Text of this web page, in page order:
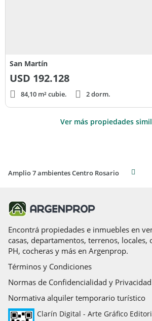
San Martín
USD 192.128
84,10 m² cubie. 2 dorm.
Ver más propiedades
Amplio 7 ambientes Centro Rosario
Encontrá propiedades e inmuebles en
casas, departamentos, terrenos, locales,
PH, cocheras y más en Argenprop.
Términos y Condiciones
Normas de Confidencialidad y Privacidad
Normativa alquiler temporario turístico
Clarín Digital - Arte Gráfico